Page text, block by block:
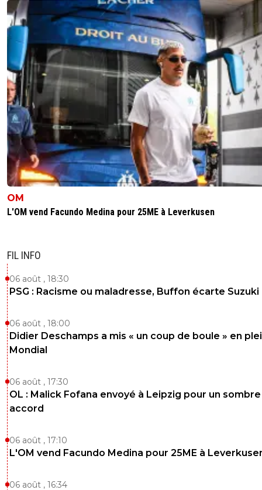
OM
L'OM vend Facundo Medina pour 25ME à Leverkusen
FIL INFO
06 août , 18:30
PSG : Racisme ou maladresse, Buffon écarte Suzuki
06 août , 18:00
Didier Deschamps a mis « un coup de boule » en
Mondial
06 août , 17:30
OL : Malick Fofana envoyé à Leipzig pour un sombre
accord
06 août , 17:10
L'OM vend Facundo Medina pour 25ME à
06 août , 16:34